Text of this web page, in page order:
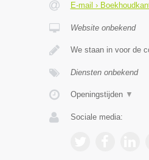
E-mail ›
Website onbekend
We staan in voor de
Diensten onbekend
Openingstijden ▼
Sociale media: